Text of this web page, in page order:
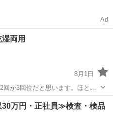
Ad
両用
8月1日
か3回位だと思います。ほとん
いてありましたので出品しま
っかりとゴミを吸い取るような
。
電
万円・正社員≫検査・検品